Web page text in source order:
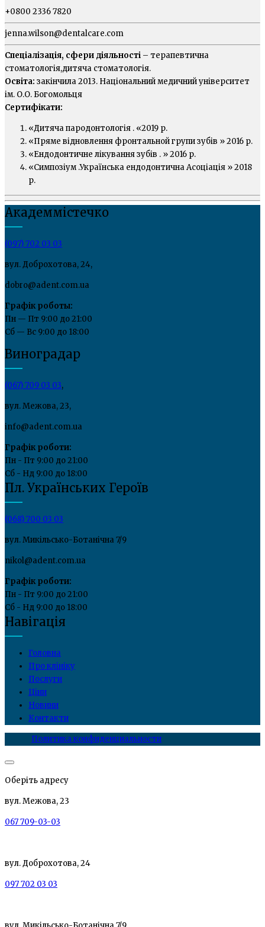
+0800 2336 7820
jenna.wilson@dentalcare.com
Спеціалізація, сфери діяльності – терапевтична
стоматологія,дитяча стоматологія.
Освіта: закінчила 2013. Національний медичний університет
ім. О.О. Богомольця
Сертифікати:
«Дитяча пародонтологія . «2019 р.
«Пряме відновлення фронтальной групи зубів » 2016 р.
«Ендодонтичне лікування зубів . » 2016 р.
«Симпозіум .Українська ендодонтична Асоціація » 2018
р.
Академмістечко
(097) 702 03 03
вул. Доброхотова, 24,
dobro@adent.com.ua
Графік роботы:
Пн — Пт 9:00 до 21:00
Сб — Вс 9:00 до 18:00
Виноградар
(067) 709 03 03,
вул. Межова, 23,
info@adent.com.ua
Графік роботи:
Пн - Пт 9:00 до 21:00
Сб - Нд 9:00 до 18:00
Пл. Українських Героїв
(068) 700 03 03
вул. Микільсько-Ботанічна 7/9
nikol@adent.com.ua
Графік роботи:
Пн - Пт 9:00 до 21:00
Сб - Нд 9:00 до 18:00
Навігація
Головна
Про клініку
Послуги
Ціни
Новини
Контакти
Политика конфиденциальности
Оберіть адресу
вул. Межова, 23
067 709-03-03
вул. Доброхотова, 24
097 702 03 03